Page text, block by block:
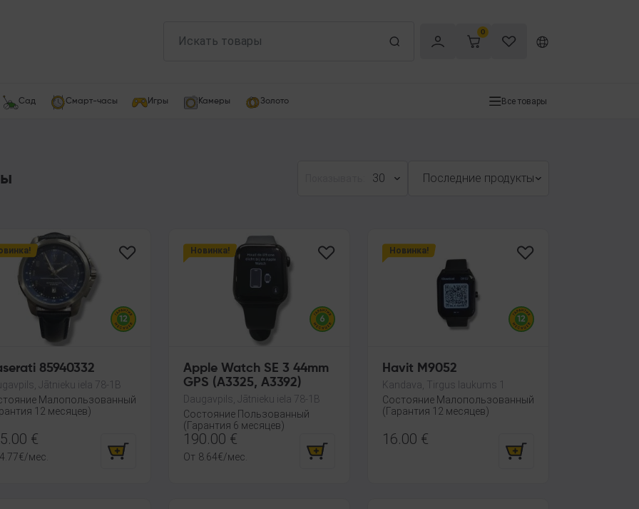
0
Сад Смарт-часы Игры Камеры Золото Все товары
30 Последние продукты
85940332
Jātnieku iela 78-1B
Малопользованный
12 месяцев)
€
4.77€/мес.
Новинка!
Apple Watch SE 3 44mm
GPS (A3325, A3392)
Daugavpils, Jātnieku iela 78-1B
Состояние Пользованный
(Гарантия 6 месяцев)
190.00 €
От 8.64€/мес.
Новинка!
Havit M9052
Kandava, Tirgus laukums 1
Состояние Малопользованный
(Гарантия 12 месяцев)
16.00 €